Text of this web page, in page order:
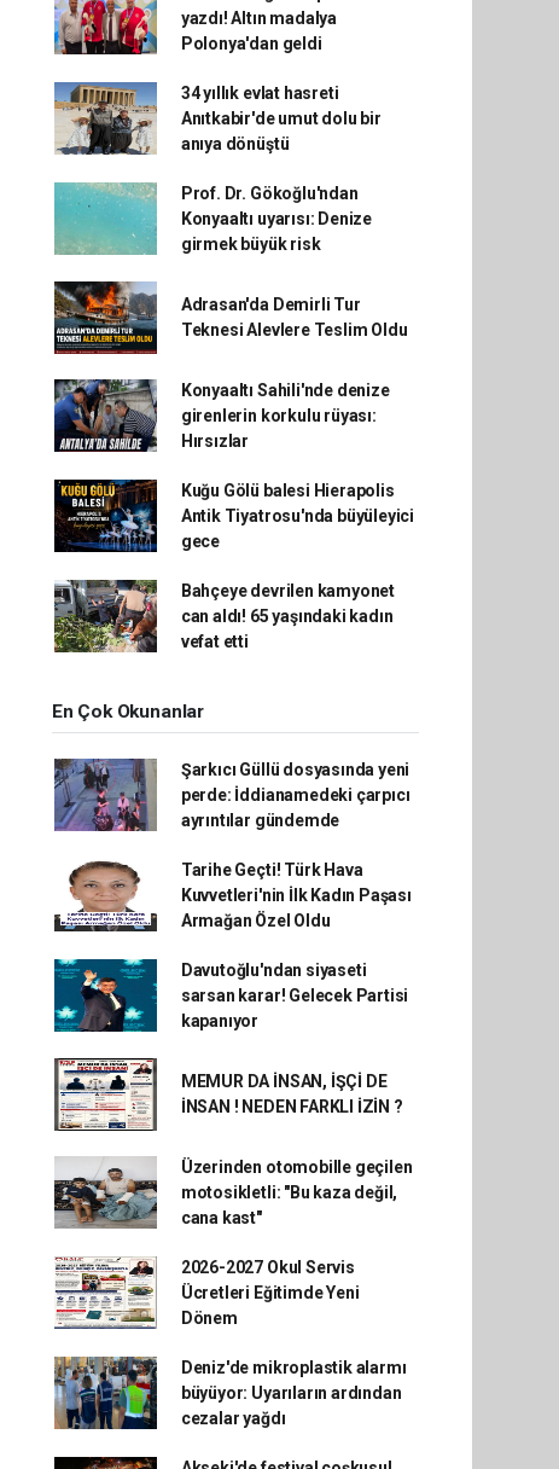
yazdı! Altın madalya
Polonya'dan geldi
34 yıllık evlat hasreti
Anıtkabir'de umut dolu bir
anıya dönüştü
Prof. Dr. Gökoğlu'ndan
Konyaaltı uyarısı: Denize
girmek büyük risk
Adrasan'da Demirli Tur
Teknesi Alevlere Teslim Oldu
Konyaaltı Sahili'nde denize
girenlerin korkulu rüyası:
Hırsızlar
Kuğu Gölü balesi Hierapolis
Antik Tiyatrosu'nda büyüleyici
gece
Bahçeye devrilen kamyonet
can aldı! 65 yaşındaki kadın
vefat etti
En Çok Okunanlar
Şarkıcı Güllü dosyasında yeni
perde: İddianamedeki çarpıcı
ayrıntılar gündemde
Tarihe Geçti! Türk Hava
Kuvvetleri'nin İlk Kadın Paşası
Armağan Özel Oldu
Davutoğlu'ndan siyaseti
sarsan karar! Gelecek Partisi
kapanıyor
MEMUR DA İNSAN, İŞÇİ DE
İNSAN ! NEDEN FARKLI İZİN ?
Üzerinden otomobille geçilen
motosikletli: "Bu kaza değil,
cana kast"
2026-2027 Okul Servis
Ücretleri Eğitimde Yeni
Dönem
Deniz'de mikroplastik alarmı
büyüyor: Uyarıların ardından
cezalar yağdı